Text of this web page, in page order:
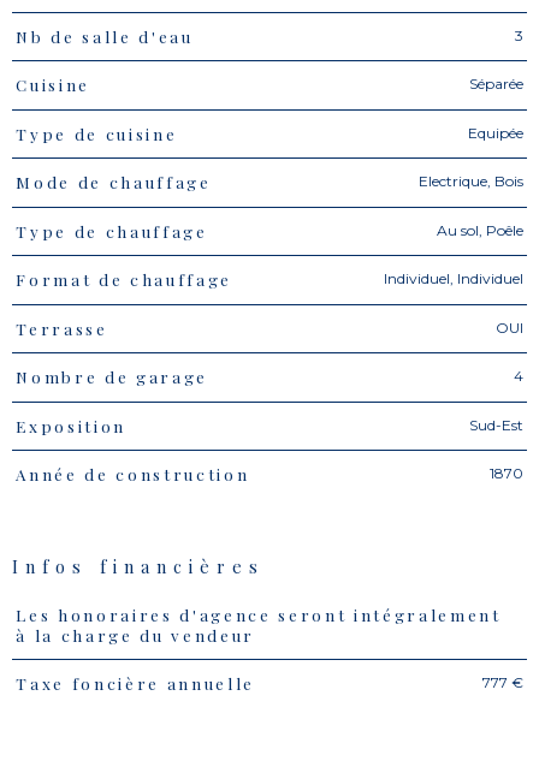
Nb de salle d'eau 3
Cuisine Séparée
Type de cuisine Equipée
Mode de chauffage Electrique, Bois
Type de chauffage Au sol, Poêle
Format de chauffage Individuel, Individuel
Terrasse OUI
Nombre de garage 4
Exposition Sud-Est
Année de construction 1870
Infos financières
Caractéristiques Valeurs
Les honoraires d'agence seront intégralement
à la charge du vendeur
Taxe foncière annuelle 777 €